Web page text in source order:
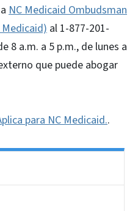
NC Medicaid Ombudsman
al 1-877-201-
8 a.m. a 5 p.m., de lunes a
que puede abogar
para NC Medicaid..